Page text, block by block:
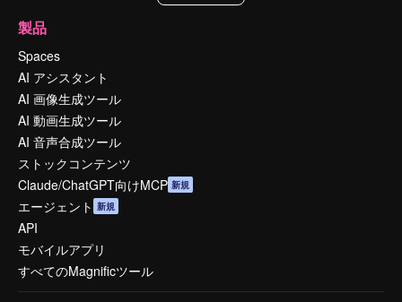
製品
Spaces
AI アシスタント
AI 画像生成ツール
AI 動画生成ツール
AI 音声合成ツール
ストックコンテンツ
Claude/ChatGPT向けMCP 新規
エージェント 新規
API
モバイルアプリ
すべてのMagnificツール